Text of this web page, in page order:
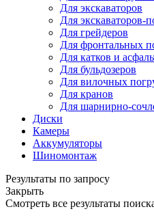
Для экскаваторов
Для экскаваторов-
Для грейдеров
Для фронтальных
Для катков и
Для бульдозеров
Для вилочных
Для кранов
Для шарнирно-
Диски
Камеры
Аккумуляторы
Шиномонтаж
Результаты по запросу
Закрыть
Смотреть все результаты